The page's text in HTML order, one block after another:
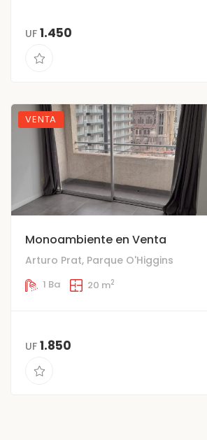
UF 1.450
VENTA
Monoambiente en Venta
Arturo Prat, Parque O'Higgins
1 Ba 20 m2
UF 1.850